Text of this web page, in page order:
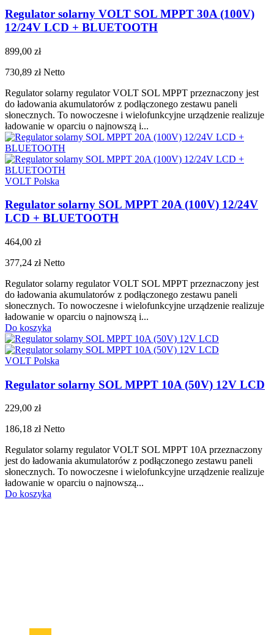
Regulator solarny VOLT SOL MPPT 30A (100V)
12/24V LCD + BLUETOOTH
899,00 zł
730,89 złNetto
Regulator solarny regulator VOLT SOL MPPT przeznaczony jest
do ładowania akumulatorów z podłączonego zestawu paneli
słonecznych. To nowoczesne i wielofunkcyjne urządzenie realizuje
ładowanie w oparciu o najnowszą i...
VOLT Polska
Regulator solarny SOL MPPT 20A (100V) 12/24V
LCD + BLUETOOTH
464,00 zł
377,24 złNetto
Regulator solarny regulator VOLT SOL MPPT przeznaczony jest
do ładowania akumulatorów z podłączonego zestawu paneli
słonecznych. To nowoczesne i wielofunkcyjne urządzenie realizuje
ładowanie w oparciu o najnowszą i...
Do koszyka
VOLT Polska
Regulator solarny SOL MPPT 10A (50V) 12V LCD
229,00 zł
186,18 złNetto
Regulator solarny regulator VOLT SOL MPPT 10A przeznaczony
jest do ładowania akumulatorów z podłączonego zestawu paneli
słonecznych. To nowoczesne i wielofunkcyjne urządzenie realizuje
ładowanie w oparciu o najnowszą...
Do koszyka